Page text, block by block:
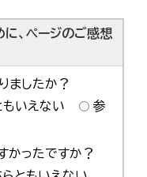
に、ページのご感想
ましたか？
もいえない
参
かったですか？